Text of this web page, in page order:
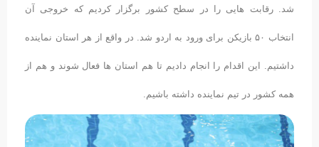
شد. رقابت هایی را در سطح کشور برگزار کردیم که خروجی آن
انتخاب ۵۰ بازیکن برای ورود به اردو شد. در واقع از هر استان نماینده
داشتیم. این اقدام را انجام دادیم تا هم استان ها فعال شوند و هم از
همه کشور در تیم نماینده داشته باشیم.